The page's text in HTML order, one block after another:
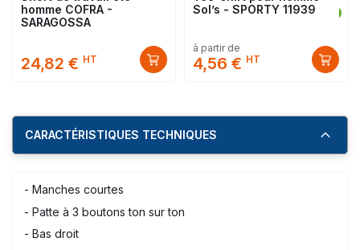
homme COFRA -
SARAGOSSA
24,82 € HT
Sol’s - SPORTY 11939
à partir de
4,56 € HT
CARACTÉRISTIQUES TECHNIQUES
- Manches courtes
- Patte à 3 boutons ton sur ton
- Bas droit